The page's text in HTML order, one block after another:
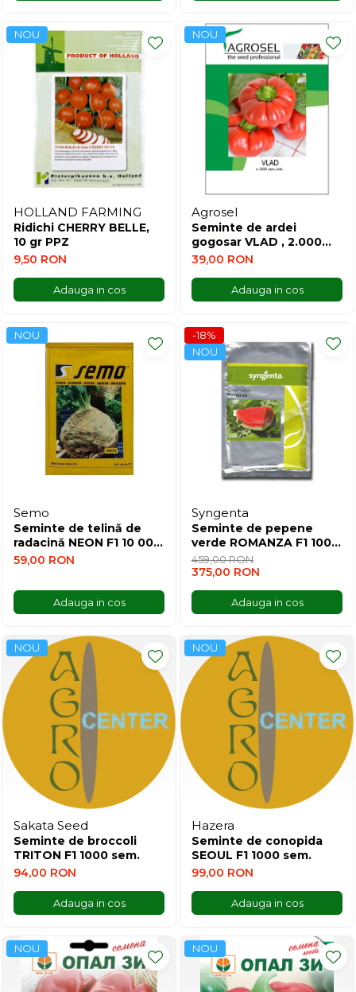
NOU
HOLLAND FARMING
Ridichi CHERRY BELLE,
10 gr PPZ
9,50 RON
Adauga in cos
NOU
Agrosel
Seminte de ardei
gogosar VLAD , 2.000
seminte
39,00 RON
Adauga in cos
NOU
Semo
Seminte de telină de
radacină NEON F1 10 000
sem.
59,00 RON
Adauga in cos
-18%
NOU
Syngenta
Seminte de pepene
verde ROMANZA F1 1000
sem.
459,00 RON
375,00 RON
Adauga in cos
NOU
Sakata Seed
Seminte de broccoli
TRITON F1 1000 sem.
94,00 RON
Adauga in cos
NOU
Hazera
Seminte de conopida
SEOUL F1 1000 sem.
99,00 RON
Adauga in cos
NOU NOU